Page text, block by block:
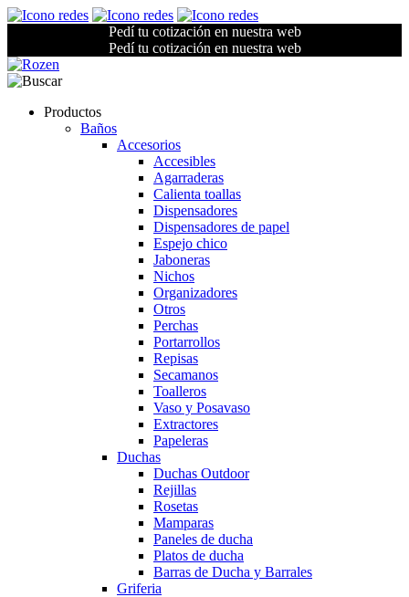
Pedí tu cotización en nuestra web
Pedí tu cotización en nuestra web
Productos
Baños
Accesorios
Accesibles
Agarraderas
Calienta toallas
Dispensadores
Dispensadores de papel
Espejo chico
Jaboneras
Nichos
Organizadores
Otros
Perchas
Portarrollos
Repisas
Secamanos
Toalleros
Vaso y Posavaso
Extractores
Papeleras
Duchas
Duchas Outdoor
Rejillas
Rosetas
Mamparas
Paneles de ducha
Platos de ducha
Barras de Ducha y Barrales
Griferia